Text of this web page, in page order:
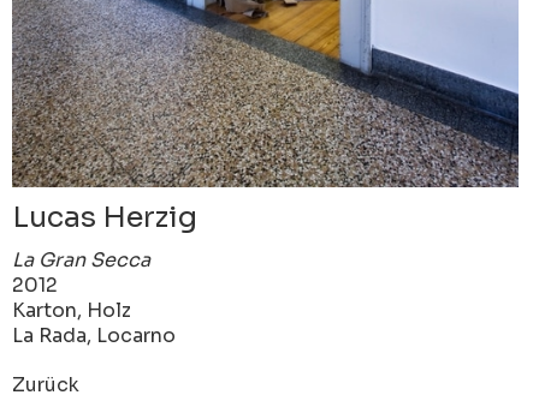
Lucas Herzig
La Gran Secca
2012
Karton, Holz
La Rada, Locarno
Zurück